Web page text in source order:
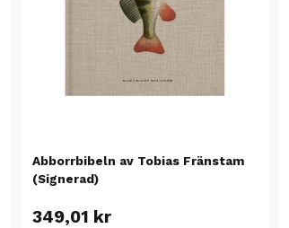
Abborrbibeln av Tobias Fränstam
(Signerad)
349,01 kr